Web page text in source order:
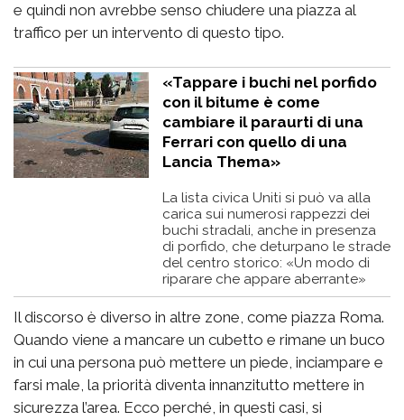
e quindi non avrebbe senso chiudere una piazza al
traffico per un intervento di questo tipo.
«Tappare i buchi nel porfido
con il bitume è come
cambiare il paraurti di una
Ferrari con quello di una
Lancia Thema»
La lista civica Uniti si può va alla
carica sui numerosi rappezzi dei
buchi stradali, anche in presenza
di porfido, che deturpano le strade
del centro storico: «Un modo di
riparare che appare aberrante»
Il discorso è diverso in altre zone, come piazza Roma.
Quando viene a mancare un cubetto e rimane un buco
in cui una persona può mettere un piede, inciampare e
farsi male, la priorità diventa innanzitutto mettere in
sicurezza l’area. Ecco perché, in questi casi, si